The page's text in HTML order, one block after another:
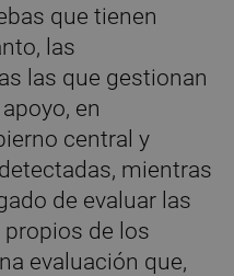
que tienen
las
las que gestionan
en
central y
mientras
de evaluar las
de los
evaluación que,